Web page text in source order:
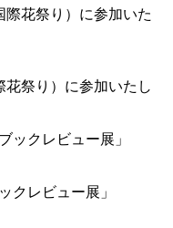
花祭り）に参加いたし
クレビュー展」